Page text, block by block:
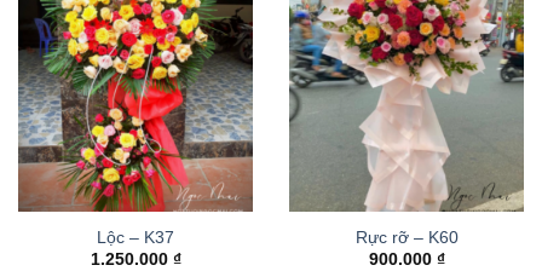
Lộc – K37
1.250.000 ₫
Rực rỡ – K60
900.000 ₫